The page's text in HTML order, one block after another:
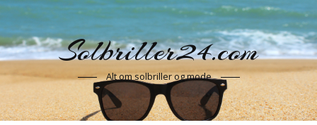
Solbriller24.com
Alt om solbriller og mode